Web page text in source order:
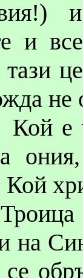
и
не
Кой е
Кой
на